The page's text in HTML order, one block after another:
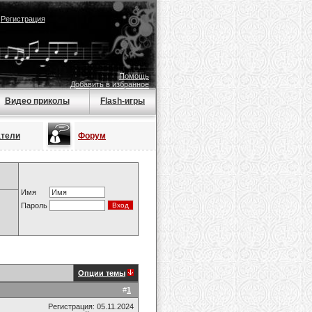
Регистрация
Помощь
Добавить в избранное
Видео приколы Flash-игры
Форум
Имя
Пароль
Опции темы
#1
Регистрация: 05.11.2024